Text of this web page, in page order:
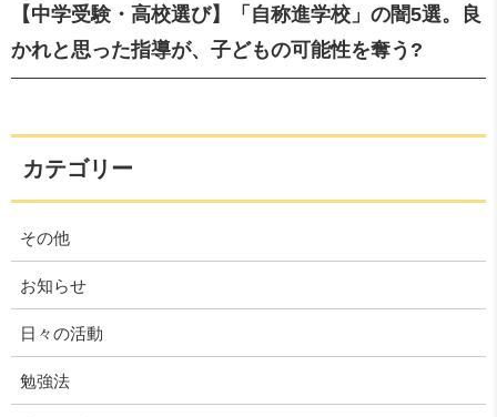
【中学受験・高校選び】「自称進学校」の闇5選。良
かれと思った指導が、子どもの可能性を奪う?
カテゴリー
その他
お知らせ
日々の活動
勉強法